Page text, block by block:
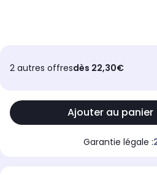
2 autres offresdès 22,30€
Ajouter au panier
Garantie légale :